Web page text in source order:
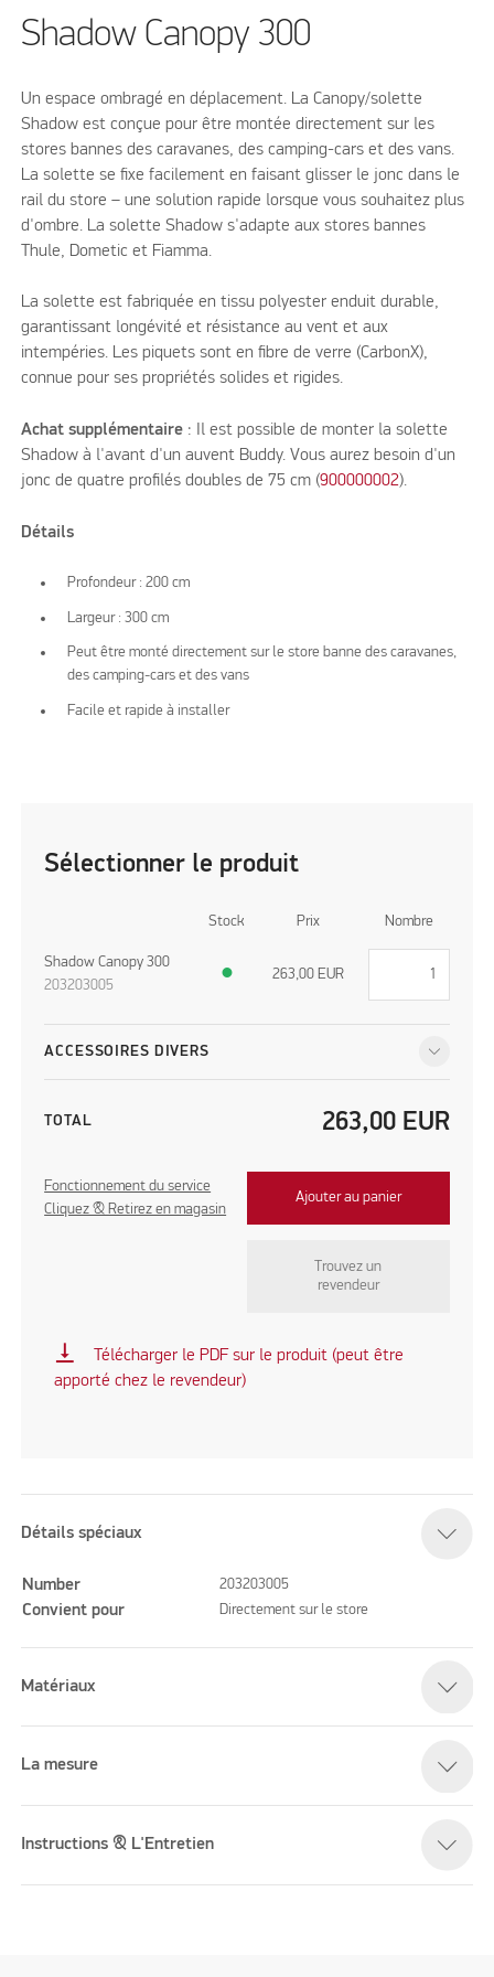
Shadow Canopy 300
Un espace ombragé en déplacement. La Canopy/solette
Shadow est conçue pour être montée directement sur les
stores bannes des caravanes, des camping-cars et des vans.
La solette se fixe facilement en faisant glisser le jonc dans le
rail du store – une solution rapide lorsque vous souhaitez plus
d'ombre. La solette Shadow s'adapte aux stores bannes
Thule, Dometic et Fiamma.
La solette est fabriquée en tissu polyester enduit durable,
garantissant longévité et résistance au vent et aux
intempéries. Les piquets sont en fibre de verre (CarbonX),
connue pour ses propriétés solides et rigides.
Achat supplémentaire : Il est possible de monter la solette
Shadow à l'avant d'un auvent Buddy. Vous aurez besoin d'un
jonc de quatre profilés doubles de 75 cm (900000002).
Détails
Profondeur : 200 cm
Largeur : 300 cm
Peut être monté directement sur le store banne des caravanes,
des camping-cars et des vans
Facile et rapide à installer
Sélectionner le produit
Stock Prix Nombre
Shadow Canopy 300
203203005
● 263,00 EUR
ACCESSOIRES DIVERS
TOTAL 263,00 EUR
Fonctionnement du service
Cliquez & Retirez en magasin
Ajouter au panier
Trouvez un
revendeur
vertical_align_bottom
Télécharger le PDF sur le produit (peut être
apporté chez le revendeur)
Détails spéciaux
Number 203203005
Convient pour Directement sur le store
Matériaux
La mesure
Instructions & L'Entretien